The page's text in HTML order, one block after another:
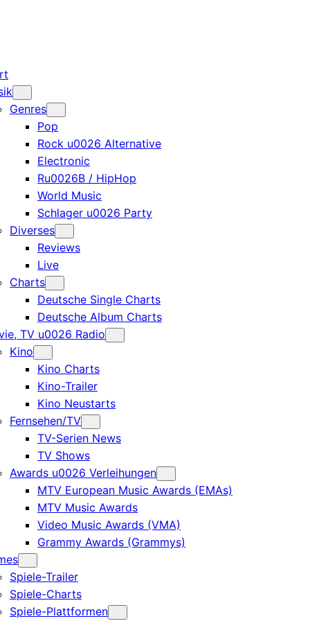
Genres
Pop
Rock u0026 Alternative
Electronic
Ru0026B / HipHop
World Music
Schlager u0026 Party
Diverses
Reviews
Live
Charts
Deutsche Single Charts
Deutsche Album Charts
TV u0026 Radio
Kino
Kino Charts
Kino-Trailer
Kino Neustarts
Fernsehen/TV
TV-Serien News
TV Shows
Awards u0026 Verleihungen
MTV European Music Awards (EMAs)
MTV Music Awards
Video Music Awards (VMA)
Grammy Awards (Grammys)
Spiele-Trailer
Spiele-Charts
Spiele-Plattformen